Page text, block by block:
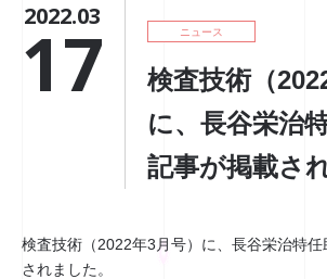
2022.03
17 ニュース
検査技術（
に、長谷栄治
記事が掲載さ
検査技術（2022年3月号）に、長谷栄治特
されました。